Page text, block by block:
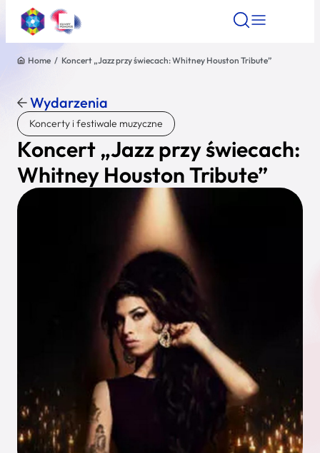
Znajdź atrakcję
Nazwa atrakcji
Miasto
Wyszukaj
Home / Koncert „Jazz przy świecach: Whitney Houston Tribute”
Wydarzenia
Koncerty i festiwale muzyczne
Koncert „Jazz przy świecach:
Whitney Houston Tribute”